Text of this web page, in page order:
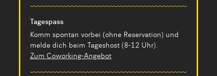
Tagespass
Komm spontan vorbei (ohne Reservation) und
melde dich beim Tageshost (8-12 Uhr).
Zum Coworking-Angebot